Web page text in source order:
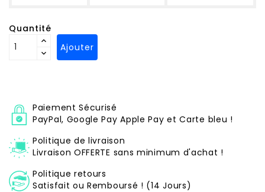
Quantité
Ajouter
Paiement Sécurisé
PayPal, Google Pay Apple Pay et Carte bleu !
Politique de livraison
Livraison OFFERTE sans minimum d'achat !
Politique retours
Satisfait ou Remboursé ! (14 Jours)